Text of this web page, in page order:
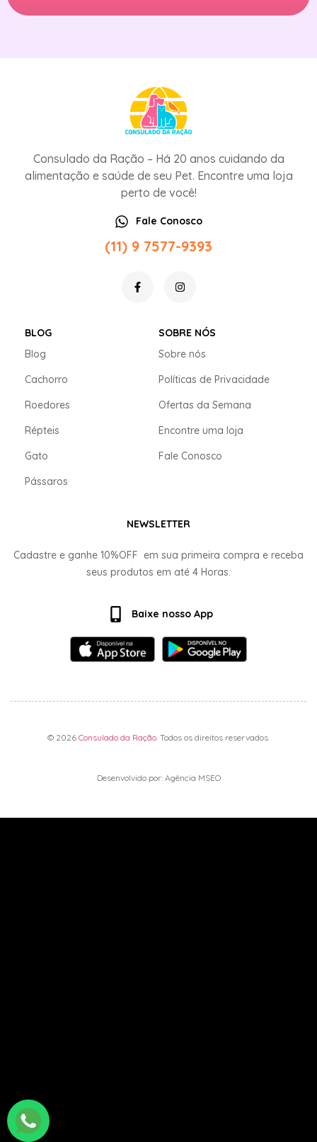
Consulado da Ração – Há 20 anos cuidando da
alimentação e saúde de seu Pet. Encontre uma loja
perto de você!
Fale Conosco
(11) 9 7577-9393
BLOG
Blog
Cachorro
Roedores
Répteis
Gato
Pássaros
SOBRE NÓS
Sobre nós
Políticas de Privacidade
Ofertas da Semana
Encontre uma loja
Fale Conosco
NEWSLETTER
Cadastre e ganhe 10%OFF em sua primeira compra e receba
seus produtos em até 4 Horas.
Baixe nosso App
© 2026 Consulado da Ração . Todos os direitos reservados.
Desenvolvido por: Agência MSEO